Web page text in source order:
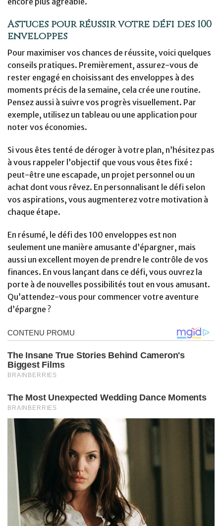
Astuces pour réussir votre défi des 100
enveloppes
Pour maximiser vos chances de réussite, voici quelques
conseils pratiques. Premièrement, assurez-vous de
rester engagé en choisissant des enveloppes à des
moments précis de la semaine, cela crée une routine.
Pensez aussi à suivre vos progrès visuellement. Par
exemple, utilisez un tableau ou une application pour
noter vos économies.
Si vous êtes tenté de déroger à votre plan, n’hésitez pas
à vous rappeler l’objectif que vous vous êtes fixé :
peut-être une escapade, un projet personnel ou un
achat dont vous rêvez. En personnalisant le défi selon
vos aspirations, vous augmenterez votre motivation à
chaque étape.
En résumé, le défi des 100 enveloppes est non
seulement une manière amusante d’épargner, mais
aussi un excellent moyen de prendre le contrôle de vos
finances. En vous lançant dans ce défi, vous ouvrez la
porte à de nouvelles possibilités tout en vous amusant.
Qu’attendez-vous pour commencer votre aventure
d’épargne ?